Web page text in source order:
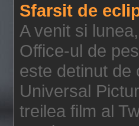
Sfarsit de
A venit si
Office-ul de
este detinut de
Universal
treilea film al